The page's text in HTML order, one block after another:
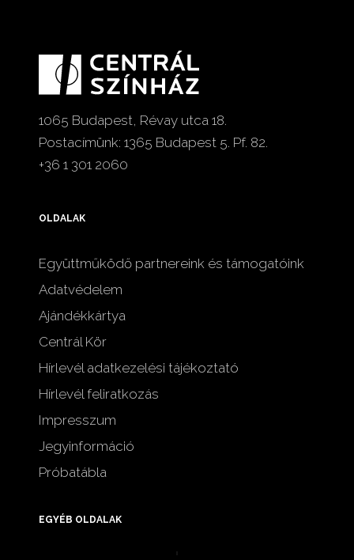
1065 Budapest, Révay utca 18.
Postacímünk: 1365 Budapest 5. Pf. 82.
+36 1 301 2060
OLDALAK
Együttműködő partnereink és támogatóink
Adatvédelem
Ajándékkártya
Centrál Kör
Hírlevél adatkezelési tájékoztató
Hírlevél feliratkozás
Impresszum
Jegyinformáció
Próbatábla
EGYÉB OLDALAK